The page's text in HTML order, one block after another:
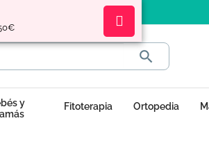

y
Fitoterapia Ortopedia